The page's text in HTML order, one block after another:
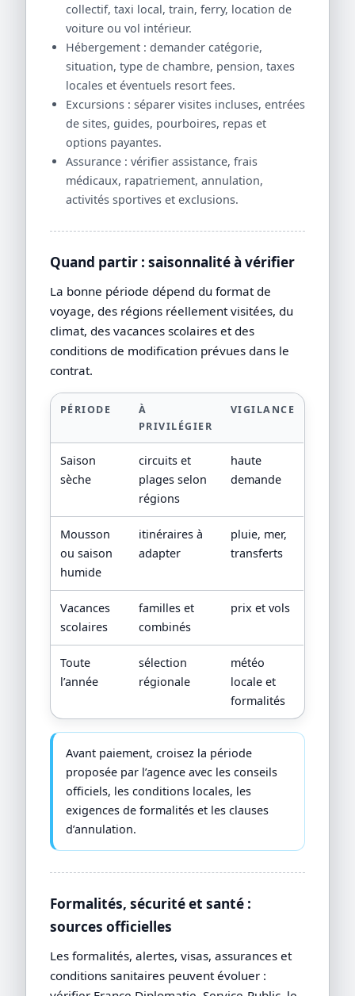
collectif, taxi local, train, ferry, location de
voiture ou vol intérieur.
Hébergement : demander catégorie,
situation, type de chambre, pension, taxes
locales et éventuels resort fees.
Excursions : séparer visites incluses, entrées
de sites, guides, pourboires, repas et
options payantes.
Assurance : vérifier assistance, frais
médicaux, rapatriement, annulation,
activités sportives et exclusions.
Quand partir : saisonnalité à vérifier
La bonne période dépend du format de
voyage, des régions réellement visitées, du
climat, des vacances scolaires et des
conditions de modification prévues dans le
contrat.
PÉRIODE
À
PRIVILÉGIER
VIGILANCE
Saison
sèche
circuits et
plages selon
régions
haute
demande
Mousson
ou saison
humide
itinéraires à
adapter
pluie, mer,
transferts
Vacances
scolaires
familles et
combinés
prix et vols
Toute
l’année
sélection
régionale
météo
locale et
formalités
Avant paiement, croisez la période
proposée par l’agence avec les conseils
officiels, les conditions locales, les
exigences de formalités et les clauses
d’annulation.
Formalités, sécurité et santé :
sources officielles
Les formalités, alertes, visas, assurances et
conditions sanitaires peuvent évoluer :